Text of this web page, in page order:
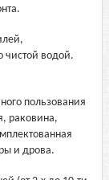
чистой водой.
пользования
раковина,
и дрова.